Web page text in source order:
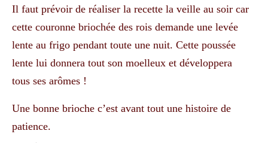
Il faut prévoir de réaliser la recette la veille au soir car
cette couronne briochée des rois demande une levée
lente au frigo pendant toute une nuit. Cette poussée
lente lui donnera tout son moelleux et développera
tous ses arômes !
Une bonne brioche c’est avant tout une histoire de
patience.